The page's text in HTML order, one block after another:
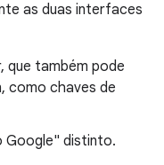
as duas interfaces
que também pode
como chaves de
Google" distinto.